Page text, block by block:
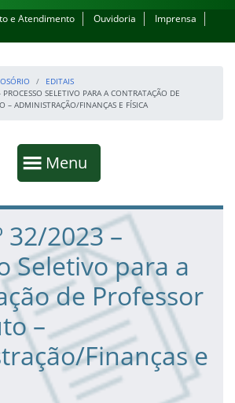
e Atendimento Ouvidoria
Imprensa
EDITAIS
SELETIVO PARA A CONTRATAÇÃO DE
– ADMINISTRAÇÃO/FINANÇAS E FÍSICA
Mostrar
Menu
32/2023 –
Seletivo para a
de Professor
–
Finanças e